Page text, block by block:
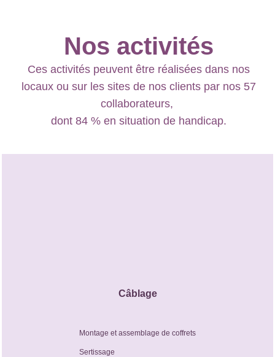
Nos activités
Ces activités peuvent être réalisées dans nos
locaux ou sur les sites de nos clients par nos 57
collaborateurs,
dont 84 % en situation de handicap.
Câblage
Montage et assemblage de coffrets
Sertissage